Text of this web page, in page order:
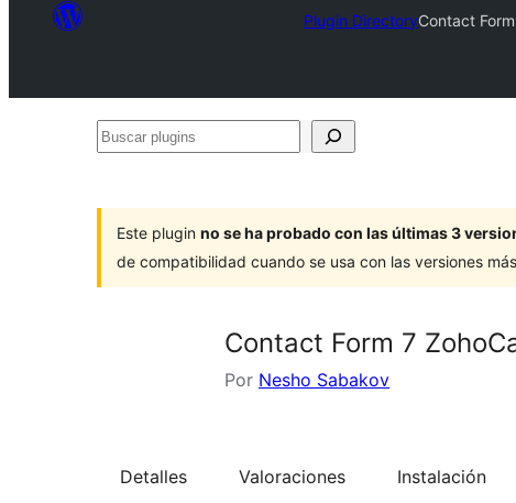
Plugin DirectoryContact
Buscar
Este plugin no se ha probado con las últimas 3
de compatibilidad cuando se usa con las versiones
Contact Form 7
Por Nesho Sabakov
Detalles Valoraciones Instalación